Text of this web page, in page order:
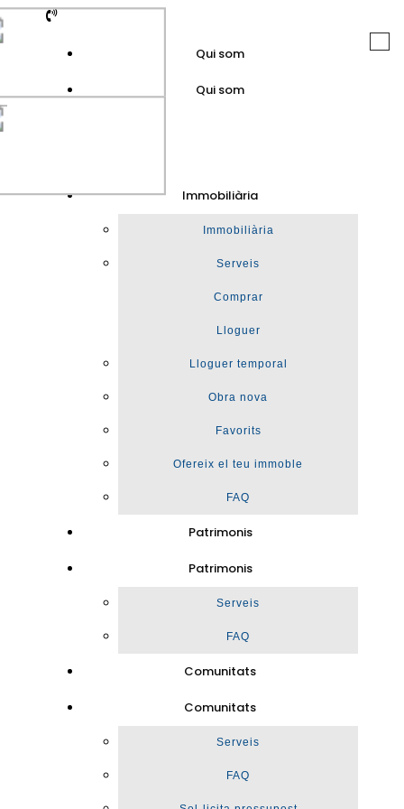
Qui som
Qui som
Immobiliària
Immobiliària
Serveis
Comprar
Lloguer
Lloguer temporal
Obra nova
Favorits
Ofereix el teu immoble
FAQ
Patrimonis
Patrimonis
Serveis
FAQ
Comunitats
Comunitats
Serveis
FAQ